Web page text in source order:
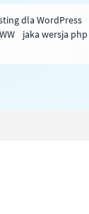
dla WordPress
jaka wersja php